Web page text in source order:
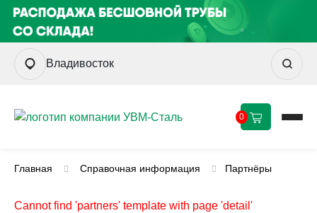
Владивосток
0
Главная Справочная информация Партнёры
Cannot find 'partners' template with page 'detail'